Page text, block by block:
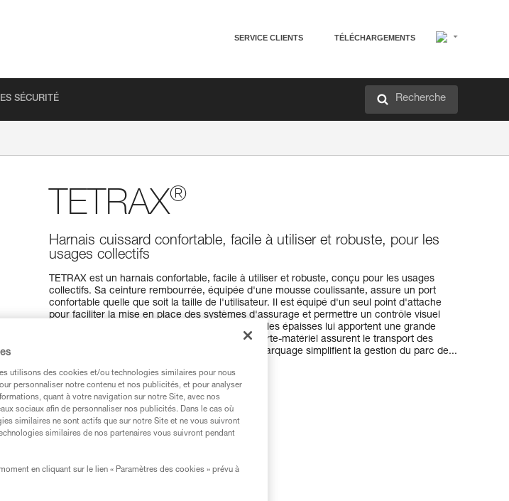
SERVICE CLIENTS TÉLÉCHARGEMENTS
SÉCURITÉ Recherche
TETRAX®
Harnais cuissard confortable, facile à utiliser et robuste, pour les
usages collectifs
TETRAX est un harnais confortable, facile à utiliser et robuste, conçu pour les usages
collectifs. Sa ceinture rembourrée, équipée d'une mousse coulissante, assure un port
confortable quelle que soit la taille de l'utilisateur. Il est équipé d'un seul point d'attache
pour faciliter la mise en place des systèmes d'assurage et permettre un contrôle visuel
rapide. Son point d'attache renforcé et ses sangles épaisses lui apportent une grande
durabilité pour les usages intensifs. Ses deux porte-matériel assurent le transport des
équipements. Des zones d'identification et de marquage simplifient la gestion du parc de...
Trouvez un revendeur
utilisons des cookies et/ou technologies similaires pour nous
personnaliser notre contenu et nos publicités, et pour analyser
quant à votre navigation sur notre Site, avec nos
sociaux afin de personnaliser nos publicités. Dans le cas où
similaires ne sont actifs que sur notre Site et ne vous suivront
similaires de nos partenaires vous suivront pendant
en cliquant sur le lien « Paramètres des cookies » prévu à